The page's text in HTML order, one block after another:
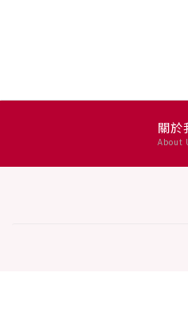
冷氣/壁掛/
關於
About